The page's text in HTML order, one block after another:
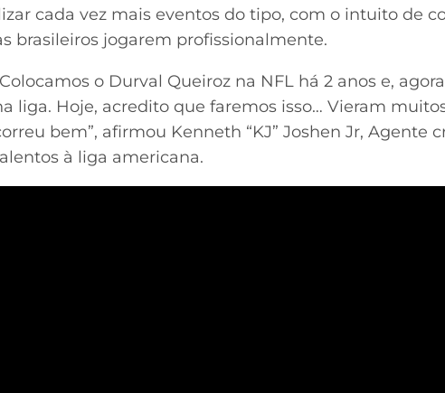
cada vez mais eventos do tipo, com o intuito de
brasileiros jogarem profissionalmente.
o Durval Queiroz na NFL há 2 anos e,
liga. Hoje, acredito que faremos isso… Vieram
bem”, afirmou Kenneth “KJ” Joshen Jr, Agente
à liga americana.